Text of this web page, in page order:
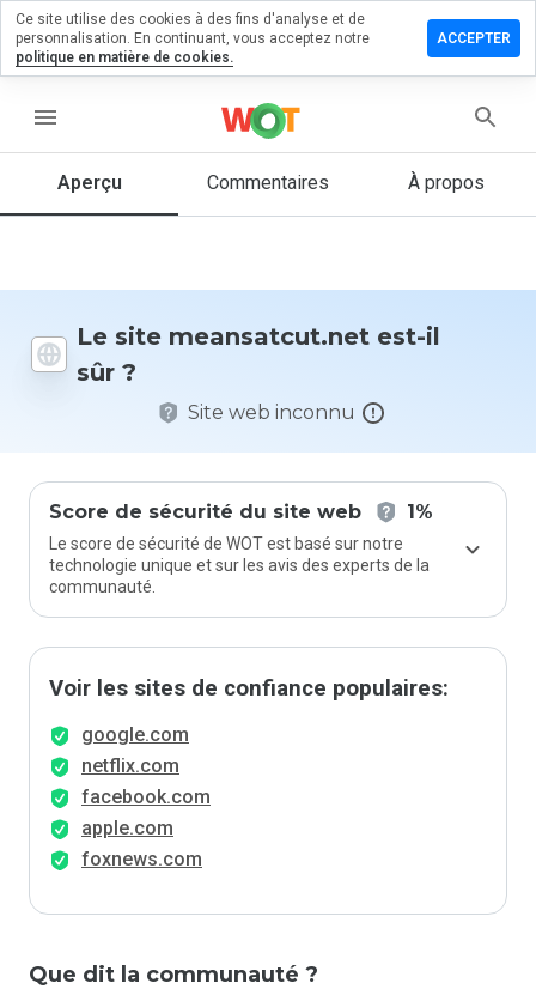
menu
Aperçu Commentaires À propos
Le site meansatcut.net est-il
sûr ?
Site web inconnu
Score de sécurité du site web 1%
Le score de sécurité de WOT est basé sur notre
technologie unique et sur les avis des experts de la
communauté.
Voir les sites de confiance populaires:
google.com
netflix.com
facebook.com
apple.com
foxnews.com
Que dit la communauté ?
un
1 et 5
vous à ce
site ?
Ce site utilise des cookies à des fins d'analyse et de
personnalisation. En continuant, vous acceptez notre
politique en matière de cookies.
ACCEPTER